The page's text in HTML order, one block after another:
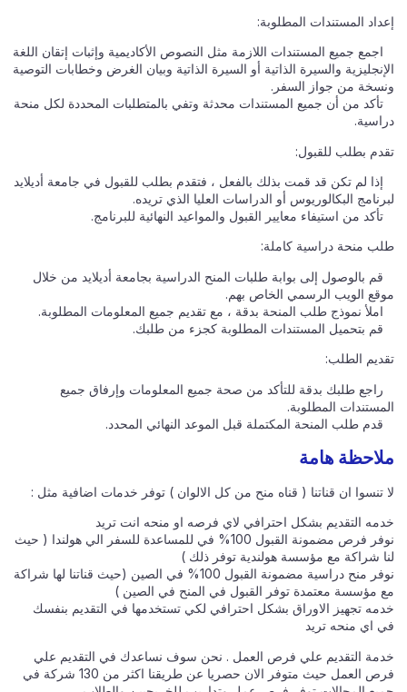
إعداد المستندات المطلوبة:
اجمع جميع المستندات اللازمة مثل النصوص الأكاديمية وإثبات إتقان اللغة
الإنجليزية والسيرة الذاتية أو السيرة الذاتية وبيان الغرض وخطابات التوصية
ونسخة من جواز السفر.
تأكد من أن جميع المستندات محدثة وتفي بالمتطلبات المحددة لكل منحة
دراسية.
تقدم بطلب للقبول:
إذا لم تكن قد قمت بذلك بالفعل ، فتقدم بطلب للقبول في جامعة أديلايد
لبرنامج البكالوريوس أو الدراسات العليا الذي تريده.
تأكد من استيفاء معايير القبول والمواعيد النهائية للبرنامج.
طلب منحة دراسية كاملة:
قم بالوصول إلى بوابة طلبات المنح الدراسية بجامعة أديلايد من خلال
موقع الويب الرسمي الخاص بهم.
املأ نموذج طلب المنحة بدقة ، مع تقديم جميع المعلومات المطلوبة.
قم بتحميل المستندات المطلوبة كجزء من طلبك.
تقديم الطلب:
راجع طلبك بدقة للتأكد من صحة جميع المعلومات وإرفاق جميع
المستندات المطلوبة.
قدم طلب المنحة المكتملة قبل الموعد النهائي المحدد.
ملاحظة هامة
لا تنسوا ان قناتنا ( قناه منح من كل الالوان ) توفر خدمات اضافية مثل :
خدمه التقديم بشكل احترافي لاي فرصه او منحه انت تريد
نوفر فرص مضمونة القبول 100% في للمساعدة للسفر الي هولندا ( حيث
لنا شراكة مع مؤسسة هولندية توفر ذلك )
نوفر منح دراسية مضمونة القبول 100% في الصين (حيث قناتنا لها شراكة
مع مؤسسة معتمدة توفر القبول في المنح في الصين )
خدمه تجهيز الاوراق بشكل احترافي لكي تستخدمها في التقديم بنفسك
في اي منحه تريد
خدمة التقديم علي فرص العمل . نحن سوف نساعدك في التقديم علي
فرص العمل حيث متوفر الان حصريا عن طريقنا اكثر من 130 شركة في